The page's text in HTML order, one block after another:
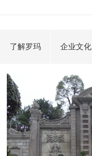
了解罗玛 企业文化